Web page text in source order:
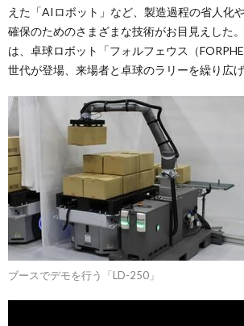
えた「AIロボット」など、製造過程の省人化
確保のためのさまざまな技術がお目見えした
は、卓球ロボット「フォルフェウス（
世代が登場、来場者と卓球のラリーを繰り広げ
ブースでデモを行う「LD-250」